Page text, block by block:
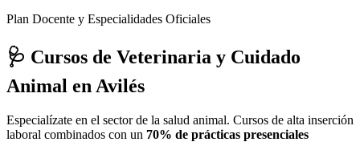
Plan Docente y Especialidades Oficiales
🩺 Cursos de Veterinaria y Cuidado
Animal en Avilés
Especialízate en el sector de la salud animal. Cursos de alta inserción
laboral combinados con un 70% de prácticas presenciales